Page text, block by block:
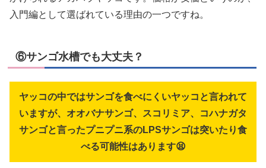
入門編として選ばれている理由の一つですね。
⑥サンゴ水槽でも大丈夫？
ヤッコの中ではサンゴを食べにくいヤッコと言われて
いますが、オオバナサンゴ、スコリミア、コハナガタ
サンゴと言ったプニプニ系のLPSサンゴは突いたり食
べる可能性はあります😫